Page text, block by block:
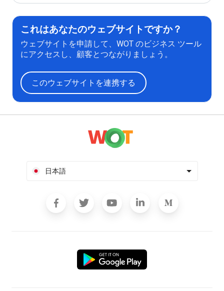
これはあなたのウェブサイトですか？
ウェブサイトを申請して、WOT のビジネス ツール
にアクセスし、顧客とつながりましょう。
このウェブサイトを連携する
日本語